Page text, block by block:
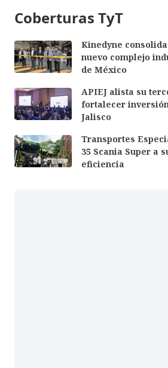
Coberturas TyT
Kinedyne
nuevo complejo
de México
APIEJ alista su
fortalecer
Jalisco
Transportes
35 Scania Super a
eficiencia